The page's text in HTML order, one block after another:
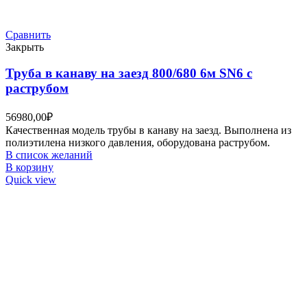
Сравнить
Закрыть
Труба в канаву на заезд 800/680 6м SN6 с
раструбом
56980,00₽
Качественная модель трубы в канаву на заезд. Выполнена из
полиэтилена низкого давления, оборудована раструбом.
В список желаний
В корзину
Quick view